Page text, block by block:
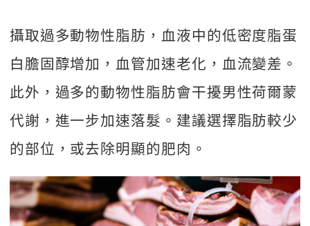
攝取過多動物性脂肪，血液中的低密度脂蛋
白膽固醇增加，血管加速老化，血流變差。
此外，過多的動物性脂肪會干擾男性荷爾蒙
代謝，進一步加速落髮。建議選擇脂肪較少
的部位，或去除明顯的肥肉。